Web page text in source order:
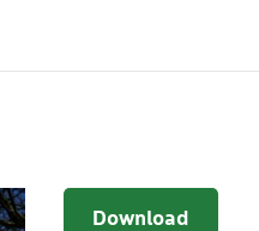
Download